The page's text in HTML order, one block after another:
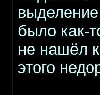
было как-
не нашёл
этого